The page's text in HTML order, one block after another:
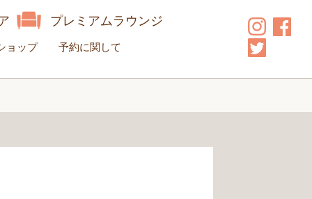
プレミアムラウンジ
ョップ 予約に関して